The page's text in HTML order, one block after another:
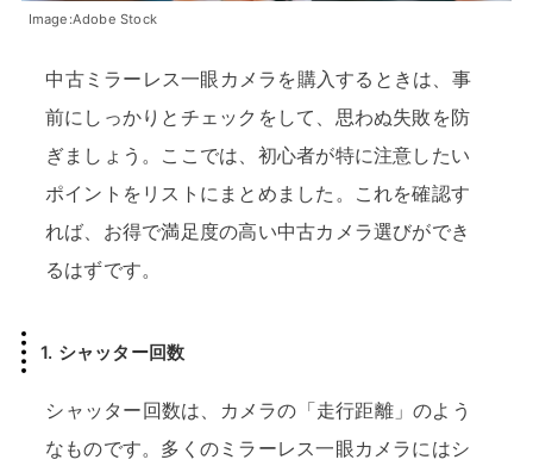
Image:Adobe Stock
中古ミラーレス一眼カメラを購入するときは、事
前にしっかりとチェックをして、思わぬ失敗を防
ぎましょう。ここでは、初心者が特に注意したい
ポイントをリストにまとめました。これを確認す
れば、お得で満足度の高い中古カメラ選びができ
るはずです。
1. シャッター回数
シャッター回数は、カメラの「走行距離」のよう
なものです。多くのミラーレス一眼カメラにはシ